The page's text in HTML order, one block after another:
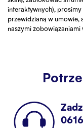
interaktywnych),
przewidzianą w umowie,
naszymi